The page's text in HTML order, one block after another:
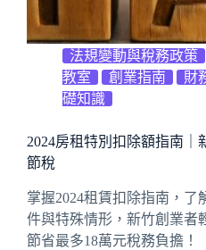
法規變動與稅務政策
教室
創業指南
財
礎知識
2024房租特別扣除額指南｜
節稅
掌握2024租賃扣除指南，了
件與特殊情形，新竹創業者
節省最多18萬元稅務負擔！